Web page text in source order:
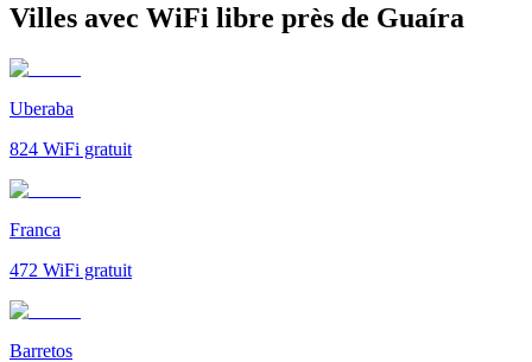
Villes avec WiFi libre près de Guaíra
Uberaba
824 WiFi gratuit
Franca
472 WiFi gratuit
Barretos